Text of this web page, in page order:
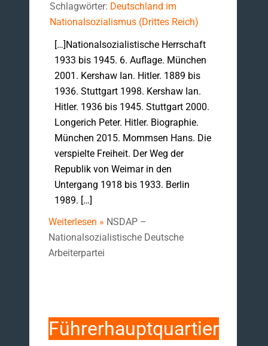
Schlagwörter: Deutschland im
Nationalsozialismus (Drittes Reich)
[…]Nationalsozialistische Herrschaft
1933 bis 1945. 6. Auflage. München
2001. Kershaw Ian. Hitler. 1889 bis
1936. Stuttgart 1998. Kershaw Ian.
Hitler. 1936 bis 1945. Stuttgart 2000.
Longerich Peter. Hitler. Biographie.
München 2015. Mommsen Hans. Die
verspielte Freiheit. Der Weg der
Republik von Weimar in den
Untergang 1918 bis 1933. Berlin
1989. […]
Weiterlesen » NSDAP –
Nationalsozialistische Deutsche
Arbeiterpartei
Führerhauptquartier